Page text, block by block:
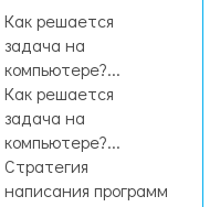
Как решается
задача на
компьютере?...
Как решается
задача на
компьютере?...
Стратегия
написания программ